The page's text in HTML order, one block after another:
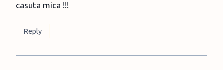
casuta mica !!!
Reply